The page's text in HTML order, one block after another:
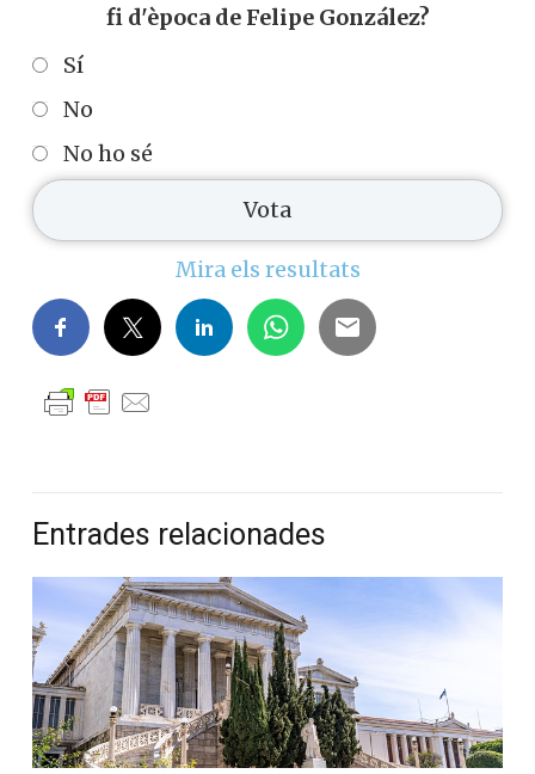
fi d'època de Felipe González?
Sí
No
No ho sé
Mira els resultats
Entrades relacionades